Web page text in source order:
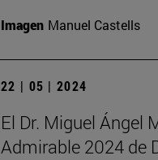
Imagen Manuel Castells
22 | 05 | 2024
El Dr. Miguel Ángel
Admirable 2024 de